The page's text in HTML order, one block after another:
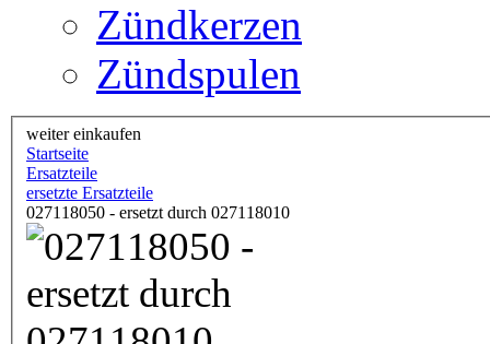
Zündkerzen
Zündspulen
weiter einkaufen
Startseite
Ersatzteile
ersetzte Ersatzteile
027118050 - ersetzt durch 027118010